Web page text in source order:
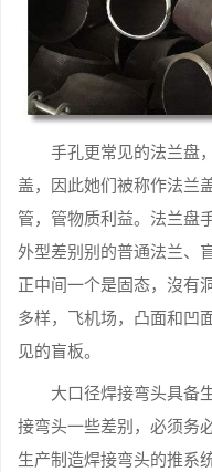
手孔更常见的法兰盘
盖，因此她们被称作法兰
管，管物质利益。法兰盘
外型差别别的普通法兰、
正中间一个是固态，沒有
多样，飞机场，凸面和凹
见的盲板。
大口径焊接弯头具备
接弯头一些差别，必须务
生产制造焊接弯头的推系